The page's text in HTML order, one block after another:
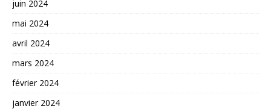
juin 2024
mai 2024
avril 2024
mars 2024
février 2024
janvier 2024